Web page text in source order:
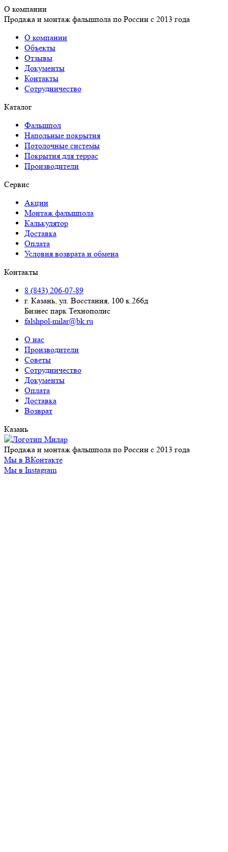
О компании
Продажа и монтаж фальшпола по России с 2013 года
О компании
Объекты
Отзывы
Документы
Контакты
Сотрудничество
Каталог
Фальшпол
Напольные покрытия
Потолочные системы
Покрытия для террас
Производители
Сервис
Акции
Монтаж фальшпола
Калькулятор
Доставка
Оплата
Условия возврата и обмена
Контакты
8 (843) 206-07-89
г. Казань, ул. Восстания, 100 к.266д
Бизнес парк Технополис
falshpol-milar@bk.ru
О нас
Производители
Советы
Сотрудничество
Документы
Оплата
Доставка
Возврат
Казань
Продажа и монтаж фальшпола по России с 2013 года
Мы в ВКонтакте
Мы в Instagram